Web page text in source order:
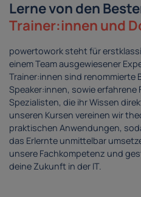
Lerne von den
Trainer:innen und
powertowork steht für
einem Team ausgewiesener
Trainer:innen sind renommierte
Speaker:innen, sowie
Spezialisten, die ihr Wissen
unseren Kursen vereinen wir
praktischen Anwendungen,
das Erlernte unmittelbar
unsere Fachkompetenz und
deine Zukunft in der IT.